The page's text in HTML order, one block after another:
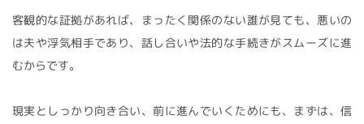
客観的な証拠があれば、まったく関係のない誰が見ても、悪いの
は夫や浮気相手であり、話し合いや法的な手続きがスムーズに進
むからです。
現実としっかり向き合い、前に進んでいくためにも、まずは、信